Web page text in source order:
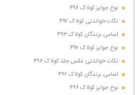
نوع جوایز کولاک ۴۹۸
نکات خواندنی کولاک ۴۹۷
اسامی برندگان کولاک ۴۹۳
نوع جوایز کولاک ۴۹۷
نکات خواندنی عکس جلد کولاک ۴۹۶
اسامی برندگان کولاک ۴۹۲
نوع جوایز کولاک ۴۹۶